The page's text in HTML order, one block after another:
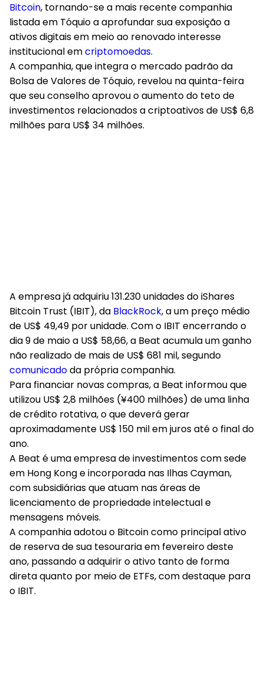
Bitcoin, tornando-se a mais recente companhia
listada em Tóquio a aprofundar sua exposição a
ativos digitais em meio ao renovado interesse
institucional emcriptomoedas.
A companhia, que integra o mercado padrão da
Bolsa de Valores de Tóquio, revelou na quinta-feira
que seu conselho aprovou o aumento do teto de
investimentos relacionados a criptoativos de US$ 6,8
milhões para US$ 34 milhões.
A empresa já adquiriu 131.230 unidades do iShares
Bitcoin Trust (IBIT), da BlackRock, a um preço médio
de US$ 49,49 por unidade. Com o IBIT encerrando o
dia 9 de maio a US$ 58,66, a Beat acumula um ganho
não realizado de mais de US$ 681 mil, segundo
comunicadoda própria companhia.
Para financiar novas compras, a Beat informou que
utilizou US$ 2,8 milhões (¥400 milhões) de uma linha
de crédito rotativa, o que deverá gerar
aproximadamente US$ 150 mil em juros até o final do
ano.
A Beat é uma empresa de investimentos com sede
em Hong Kong e incorporada nas Ilhas Cayman,
com subsidiárias que atuam nas áreas de
licenciamento de propriedade intelectual e
mensagens móveis.
A companhia adotou o Bitcoin como principal ativo
de reserva de sua tesouraria em fevereiro deste
ano, passando a adquirir o ativo tanto de forma
direta quanto por meio de ETFs, com destaque para
o IBIT.